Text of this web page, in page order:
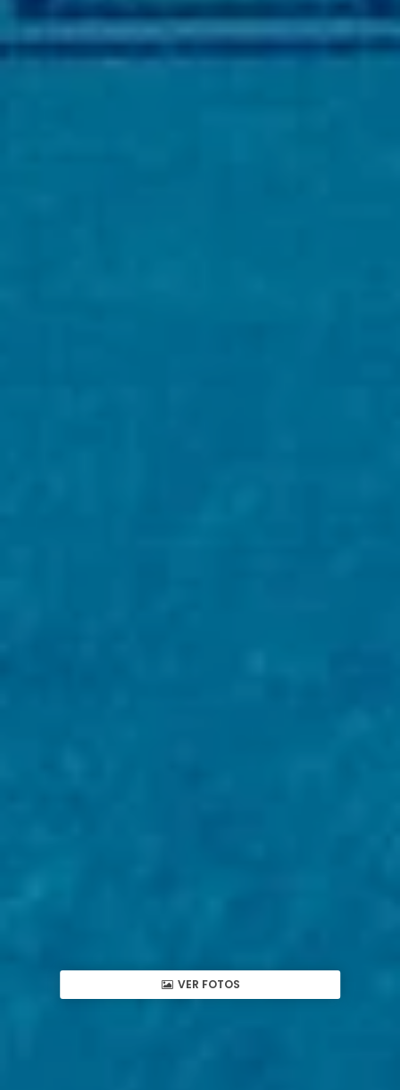
VER FOTOS